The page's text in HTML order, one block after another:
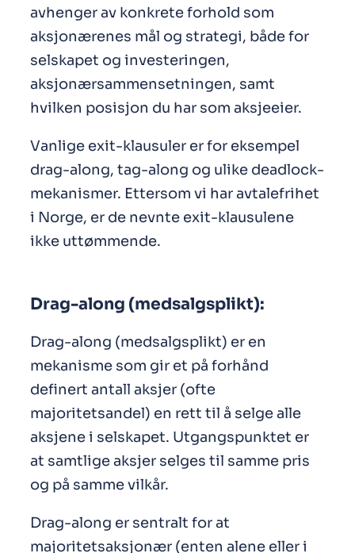
avhenger av konkrete forhold som
aksjonærenes mål og strategi, både for
selskapet og investeringen,
aksjonærsammensetningen, samt
hvilken posisjon du har som aksjeeier.
Vanlige exit-klausuler er for eksempel
drag-along, tag-along og ulike deadlock-
mekanismer. Ettersom vi har avtalefrihet
i Norge, er de nevnte exit-klausulene
ikke uttømmende.
Drag-along (medsalgsplikt):
Drag-along (medsalgsplikt) er en
mekanisme som gir et på forhånd
definert antall aksjer (ofte
majoritetsandel) en rett til å selge alle
aksjene i selskapet. Utgangspunktet er
at samtlige aksjer selges til samme pris
og på samme vilkår.
Drag-along er sentralt for at
majoritetsaksjonær (enten alene eller i